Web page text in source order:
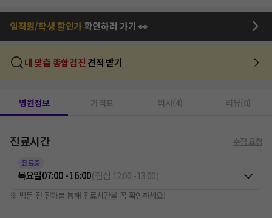
임직원/학생 할인가확인하러 가기 👀
내 맞춤 종합검진 견적 받기
병원정보 가격표 의사(4) 리뷰(0)
진료시간 수정 요청
진료중
목요일07:00 - 16:00(점심 12:00-13:00)
※ 방문 전 전화를 통해 진료시간을 꼭 확인하세요!